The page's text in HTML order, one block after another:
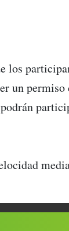
los
un permiso